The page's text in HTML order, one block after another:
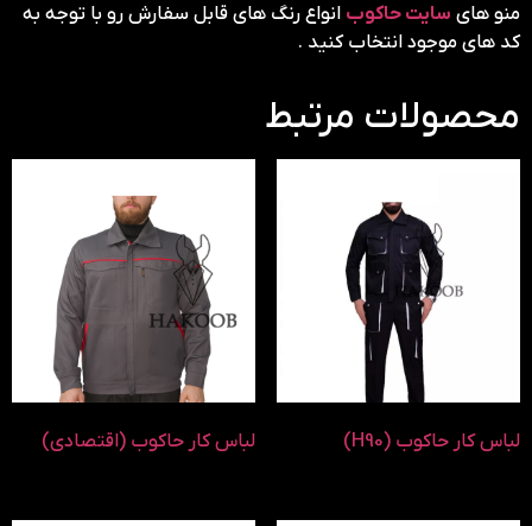
منو های سایت حاکوب انواع رنگ های قابل سفارش رو با توجه به
کد های موجود انتخاب کنید .
محصولات مرتبط
لباس کار حاکوب (H90) لباس کار حاکوب (اقتصادی)